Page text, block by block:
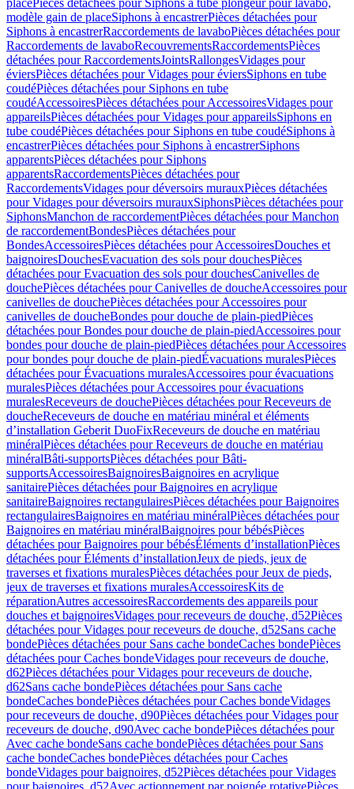
placePièces détachées pour Siphons à tube plongeur pour lavabo,
modèle gain de placeSiphons à encastrerPièces détachées pour
Siphons à encastrerRaccordements de lavaboPièces détachées pour
Raccordements de lavaboRecouvrementsRaccordementsPièces
détachées pour RaccordementsJointsRallongesVidages pour
éviersPièces détachées pour Vidages pour éviersSiphons en tube
coudéPièces détachées pour Siphons en tube
coudéAccessoiresPièces détachées pour AccessoiresVidages pour
appareilsPièces détachées pour Vidages pour appareilsSiphons en
tube coudéPièces détachées pour Siphons en tube coudéSiphons à
encastrerPièces détachées pour Siphons à encastrerSiphons
apparentsPièces détachées pour Siphons
apparentsRaccordementsPièces détachées pour
RaccordementsVidages pour déversoirs murauxPièces détachées
pour Vidages pour déversoirs murauxSiphonsPièces détachées pour
SiphonsManchon de raccordementPièces détachées pour Manchon
de raccordementBondesPièces détachées pour
BondesAccessoiresPièces détachées pour AccessoiresDouches et
baignoiresDouchesEvacuation des sols pour douchesPièces
détachées pour Evacuation des sols pour douchesCanivelles de
douchePièces détachées pour Canivelles de doucheAccessoires pour
canivelles de douchePièces détachées pour Accessoires pour
canivelles de doucheBondes pour douche de plain-piedPièces
détachées pour Bondes pour douche de plain-piedAccessoires pour
bondes pour douche de plain-piedPièces détachées pour Accessoires
pour bondes pour douche de plain-piedÉvacuations muralesPièces
détachées pour Évacuations muralesAccessoires pour évacuations
muralesPièces détachées pour Accessoires pour évacuations
muralesReceveurs de douchePièces détachées pour Receveurs de
doucheReceveurs de douche en matériau minéral et éléments
d’installation Geberit DuoFixReceveurs de douche en matériau
minéralPièces détachées pour Receveurs de douche en matériau
minéralBâti-supportsPièces détachées pour Bâti-
supportsAccessoiresBaignoiresBaignoires en acrylique
sanitairePièces détachées pour Baignoires en acrylique
sanitaireBaignoires rectangulairesPièces détachées pour Baignoires
rectangulairesBaignoires en matériau minéralPièces détachées pour
Baignoires en matériau minéralBaignoires pour bébésPièces
détachées pour Baignoires pour bébésÉléments d’installationPièces
détachées pour Éléments d’installationJeux de pieds, jeux de
traverses et fixations muralesPièces détachées pour Jeux de pieds,
jeux de traverses et fixations muralesAccessoiresKits de
réparationAutres accessoiresRaccordements des appareils pour
douches et baignoiresVidages pour receveurs de douche, d52Pièces
détachées pour Vidages pour receveurs de douche, d52Sans cache
bondePièces détachées pour Sans cache bondeCaches bondePièces
détachées pour Caches bondeVidages pour receveurs de douche,
d62Pièces détachées pour Vidages pour receveurs de douche,
d62Sans cache bondePièces détachées pour Sans cache
bondeCaches bondePièces détachées pour Caches bondeVidages
pour receveurs de douche, d90Pièces détachées pour Vidages pour
receveurs de douche, d90Avec cache bondePièces détachées pour
Avec cache bondeSans cache bondePièces détachées pour Sans
cache bondeCaches bondePièces détachées pour Caches
bondeVidages pour baignoires, d52Pièces détachées pour Vidages
pour baignoires, d52Avec actionnement par poignée rotativePièces